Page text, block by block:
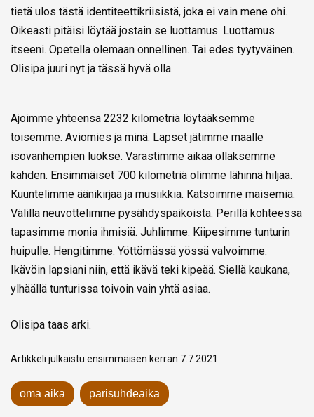
tietä ulos tästä identiteettikriisistä, joka ei vain mene ohi.
Oikeasti pitäisi löytää jostain se luottamus. Luottamus
itseeni. Opetella olemaan onnellinen. Tai edes tyytyväinen.
Olisipa juuri nyt ja tässä hyvä olla.
Ajoimme yhteensä 2232 kilometriä löytääksemme
toisemme. Aviomies ja minä. Lapset jätimme maalle
isovanhempien luokse. Varastimme aikaa ollaksemme
kahden. Ensimmäiset 700 kilometriä olimme lähinnä hiljaa.
Kuuntelimme äänikirjaa ja musiikkia. Katsoimme maisemia.
Välillä neuvottelimme pysähdyspaikoista. Perillä kohteessa
tapasimme monia ihmisiä. Juhlimme. Kiipesimme tunturin
huipulle. Hengitimme. Yöttömässä yössä valvoimme.
Ikävöin lapsiani niin, että ikävä teki kipeää. Siellä kaukana,
ylhäällä tunturissa toivoin vain yhtä asiaa.
Olisipa taas arki.
Artikkeli julkaistu ensimmäisen kerran 7.7.2021.
oma aika parisuhdeaika